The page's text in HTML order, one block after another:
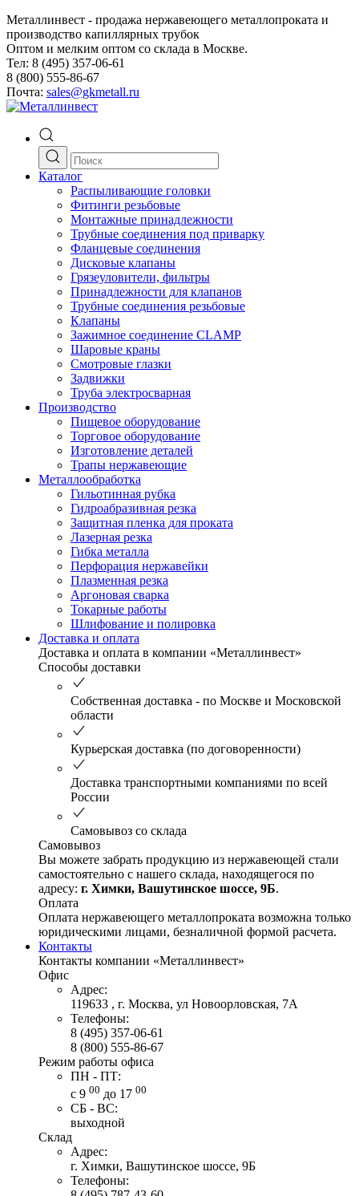
Металлинвест - продажа нержавеющего металлопроката и
производство капиллярных трубок
Оптом и мелким оптом со склада в Москве.
Тел: 8 (495) 357-06-61
8 (800) 555-86-67
Почта: sales@gkmetall.ru
Каталог
Распыливающие головки
Фитинги резьбовые
Монтажные принадлежности
Трубные соединения под приварку
Фланцевые соединения
Дисковые клапаны
Грязеуловители, фильтры
Принадлежности для клапанов
Трубные соединения резьбовые
Клапаны
Зажимное соединение CLAMP
Шаровые краны
Смотровые глазки
Задвижки
Труба электросварная
Производство
Пищевое оборудование
Торговое оборудование
Изготовление деталей
Трапы нержавеющие
Металлообработка
Гильотинная рубка
Гидроабразивная резка
Защитная пленка для проката
Лазерная резка
Гибка металла
Перфорация нержавейки
Плазменная резка
Аргоновая сварка
Токарные работы
Шлифование и полировка
Доставка и оплата
Доставка и оплата в компании «Металлинвест»
Способы доставки
Собственная доставка - по Москве и Московской
области
Курьерская доставка (по договоренности)
Доставка транспортными компаниями по всей
России
Самовывоз со склада
Самовывоз
Вы можете забрать продукцию из нержавеющей стали
самостоятельно с нашего склада, находящегося по
адресу: г. Химки, Вашутинское шоссе, 9Б.
Оплата
Оплата нержавеющего металлопроката возможна только
юридическими лицами, безналичной формой расчета.
Контакты
Контакты компании «Металлинвест»
Офис
Адрес:
119633 , г. Москва, ул Новоорловская, 7А
Телефоны:
8 (495) 357-06-61
8 (800) 555-86-67
Режим работы офиса
ПН - ПТ:
с 9 00 до 17 00
СБ - ВС:
выходной
Склад
Адрес:
г. Химки, Вашутинское шоссе, 9Б
Телефоны: